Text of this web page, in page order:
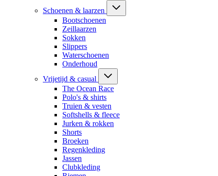
Schoenen & laarzen
Bootschoenen
Zeillaarzen
Sokken
Slippers
Waterschoenen
Onderhoud
Vrijetijd & casual
The Ocean Race
Polo's & shirts
Truien & vesten
Softshells & fleece
Jurken & rokken
Shorts
Broeken
Regenkleding
Jassen
Clubkleding